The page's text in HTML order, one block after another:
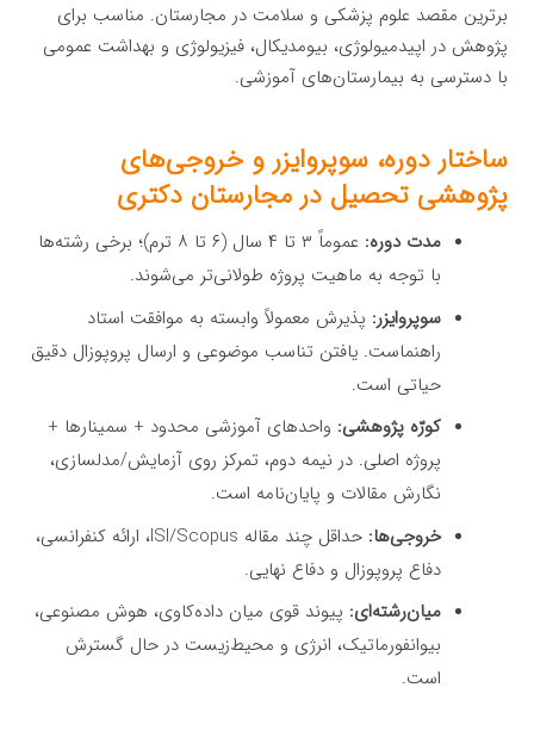
برترین مقصد علوم پزشکی و سلامت در مجارستان. مناسب برای
پژوهش در اپیدمیولوژی، بیومدیکال، فیزیولوژی و بهداشت عمومی
با دسترسی به بیمارستان‌های آموزشی.
ساختار دوره، سوپروایزر و خروجی‌های
پژوهشی تحصیل در مجارستان دکتری
مدت دوره:
عموماً ۳ تا ۴ سال (۶ تا ۸ ترم)؛ برخی رشته‌ها
با توجه به ماهیت پروژه طولانی‌تر می‌شوند.
سوپروایزر: پذیرش معمولاً وابسته به موافقت استاد
راهنماست. یافتن تناسب موضوعی و ارسال پروپوزال دقیق
حیاتی است.
کورّه پژوهشی: واحدهای آموزشی محدود + سمینارها +
پروژه اصلی. در نیمه دوم، تمرکز روی آزمایش/مدلسازی،
نگارش مقالات و پایان‌نامه است.
خروجی‌ها:
حداقل چند مقاله ISI/Scopus، ارائه کنفرانسی،
دفاع پروپوزال و دفاع نهایی.
میان‌رشته‌ای: پیوند قوی میان داده‌کاوی، هوش مصنوعی،
بیوانفورماتیک، انرژی و محیط‌زیست در حال گسترش
است.